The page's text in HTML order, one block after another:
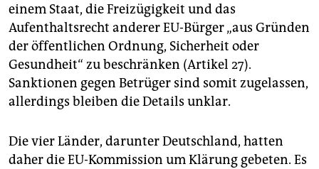
einem Staat, die Freizügigkeit und das
Aufenthaltsrecht anderer EU-Bürger „aus Gründen
der öffentlichen Ordnung, Sicherheit oder
Gesundheit“ zu beschränken (Artikel 27).
Sanktionen gegen Betrüger sind somit zugelassen,
allerdings bleiben die Details unklar.
Die vier Länder, darunter Deutschland, hatten
daher die EU-Kommission um Klärung gebeten. Es